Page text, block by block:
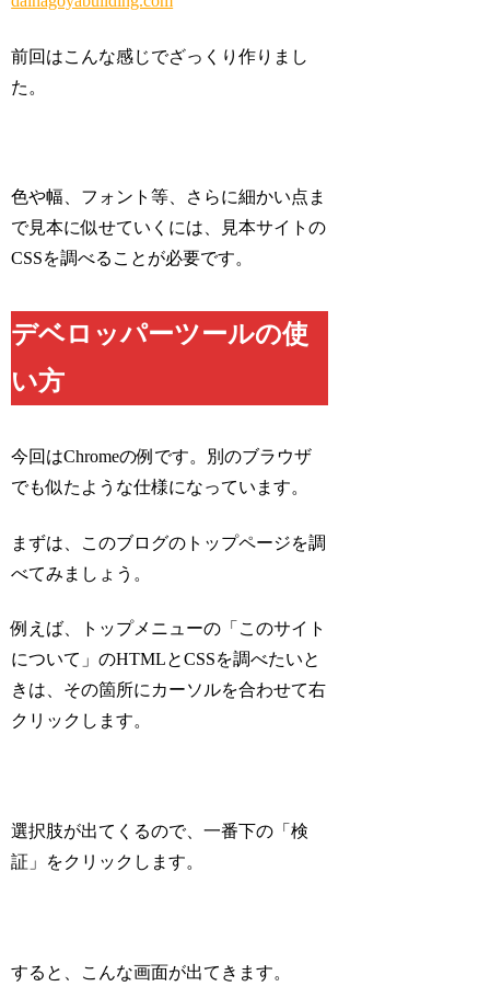
前回はこんな感じでざっくり作りまし
た。
色や幅、フォント等、さらに細かい点ま
で見本に似せていくには、見本サイトの
CSSを調べることが必要です。
デベロッパーツールの使
い方
今回はChromeの例です。別のブラウザ
でも似たような仕様になっています。
まずは、このブログのトップページを調
べてみましょう。
例えば、トップメニューの「このサイト
について」のHTMLとCSSを調べたいと
きは、その箇所にカーソルを合わせて右
クリックします。
選択肢が出てくるので、一番下の「検
証」をクリックします。
すると、こんな画面が出てきます。